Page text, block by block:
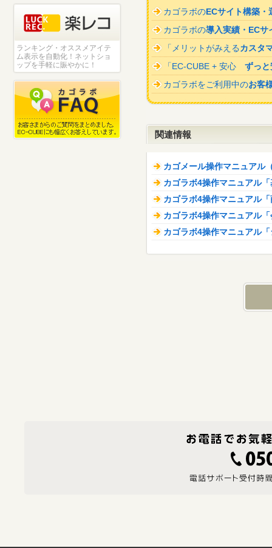
カゴラボの ECサイト構築・
カゴラボの導入実績・ECサ
「メリットがみえるカスタ
「EC-CUBE + 安心 ずっ
カゴラボをご利用中のお客
関連情報
カゴメール操作マニュアル
カゴラボ4操作マニュアル
カゴラボ4操作マニュアル
カゴラボ4操作マニュアル
カゴラボ4操作マニュアル
ランキング・オススメアイテ
ム表示を自動化！ネットショ
ップを手軽に賑やかに！